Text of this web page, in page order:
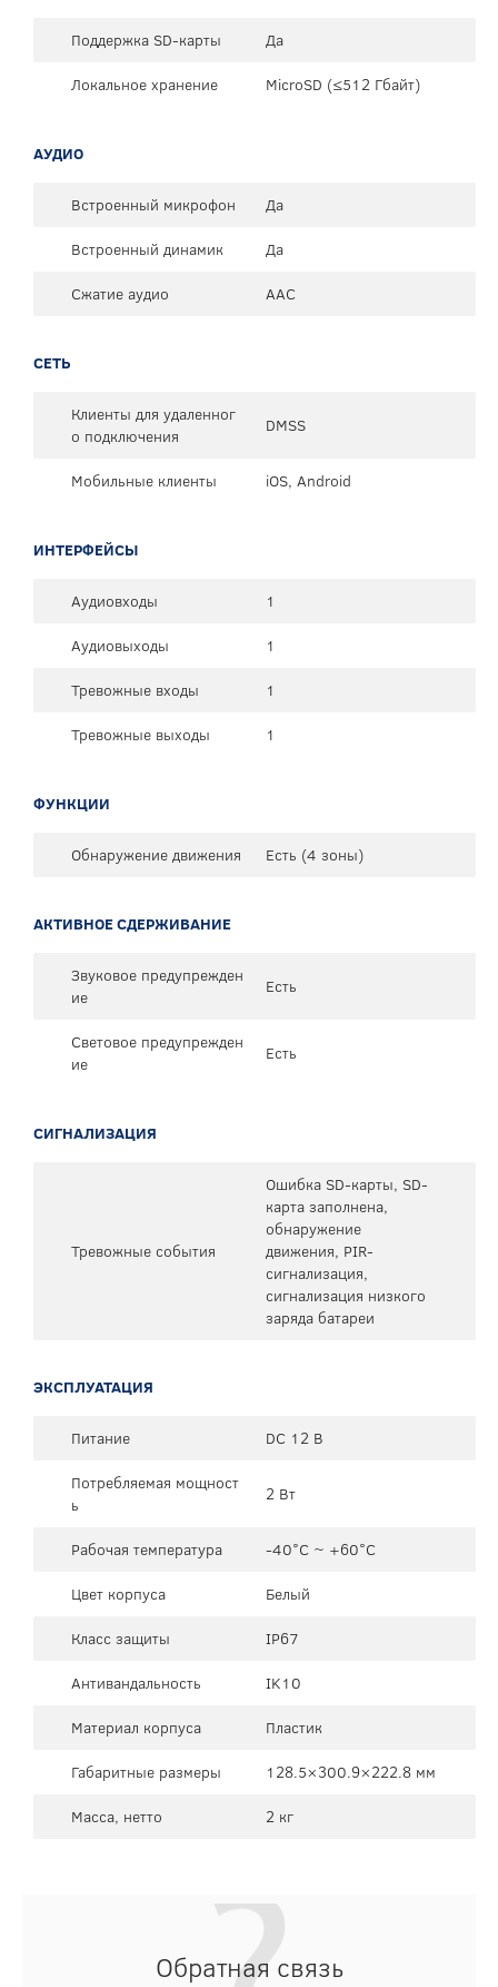
Поддержка SD-карты
Да
Локальное хранение
MicroSD (≤512 Гбайт)
АУДИО
Встроенный микрофон
Да
Встроенный динамик
Да
Сжатие аудио
AAC
СЕТЬ
Клиенты для удаленног
о подключения
DMSS
Мобильные клиенты iOS, Android
ИНТЕРФЕЙСЫ
Аудиовходы
1
Аудиовыходы
1
Тревожные входы
1
Тревожные выходы
1
ФУНКЦИИ
Обнаружение движения Есть (4 зоны)
АКТИВНОЕ СДЕРЖИВАНИЕ
Звуковое предупрежден
ие
Есть
Световое предупрежден
ие
Есть
СИГНАЛИЗАЦИЯ
Тревожные события
Ошибка SD-карты, SD-
карта заполнена,
обнаружение
движения, PIR-
сигнализация,
сигнализация низкого
заряда батареи
ЭКСПЛУАТАЦИЯ
Питание
DC 12 В
Потребляемая мощност
ь
2 Вт
Рабочая температура
-40°C ~ +60°C
Цвет корпуса
Белый
Класс защиты
IP67
Антивандальность
IK10
Материал корпуса
Пластик
Габаритные размеры
128.5×300.9×222.8 мм
Масса, нетто
2 кг
Обратная связь